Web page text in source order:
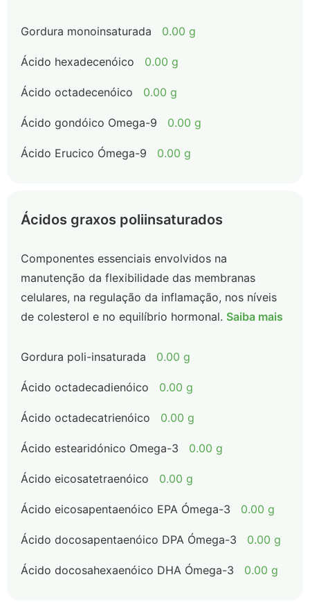
Gordura monoinsaturada 0.00 g
Ácido hexadecenóico 0.00 g
Ácido octadecenóico 0.00 g
Ácido gondóico Omega-9 0.00 g
Ácido Erucico Ómega-9 0.00 g
Ácidos graxos poliinsaturados
Componentes essenciais envolvidos na
manutenção da flexibilidade das membranas
celulares, na regulação da inflamação, nos níveis
de colesterol e no equilíbrio hormonal. Saiba mais
Gordura poli-insaturada 0.00 g
Ácido octadecadienóico 0.00 g
Ácido octadecatrienóico 0.00 g
Ácido estearidónico Omega-3 0.00 g
Ácido eicosatetraenóico 0.00 g
Ácido eicosapentaenóico EPA Ómega-3 0.00 g
Ácido docosapentaenóico DPA Ómega-3 0.00 g
Ácido docosahexaenóico DHA Ómega-3 0.00 g